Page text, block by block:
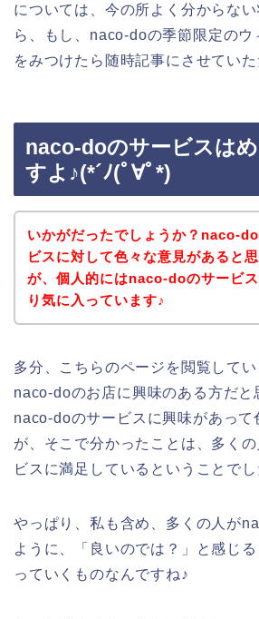
については、今の所よく分からな
ら、もし、naco-doの季節限定のウ
をみつけたら随時記事にさせてい
naco-doのサービスは
すよ♪(*´ﾉ(ﾟ∀ﾟ*)
いかがだったでしょうか？naco-
ビスに対して色々な意見があると
が、個人的にはnaco-doのサービ
り気に入っています♪
多分、こちらのページを閲覧してい
naco-doのお店に興味のある方だと
naco-doのサービスに興味があって
が、そこで分かったことは、多く
ビスに満足しているということでし
やっぱり、私も含め、多くの人が
ように、「良いのでは？」と感じ
っていくものなんですね♪